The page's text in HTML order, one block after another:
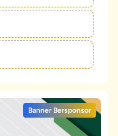
Banner Bersponsor